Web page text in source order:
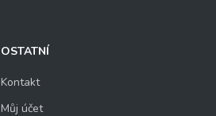
OSTATNÍ
Kontakt
Můj účet